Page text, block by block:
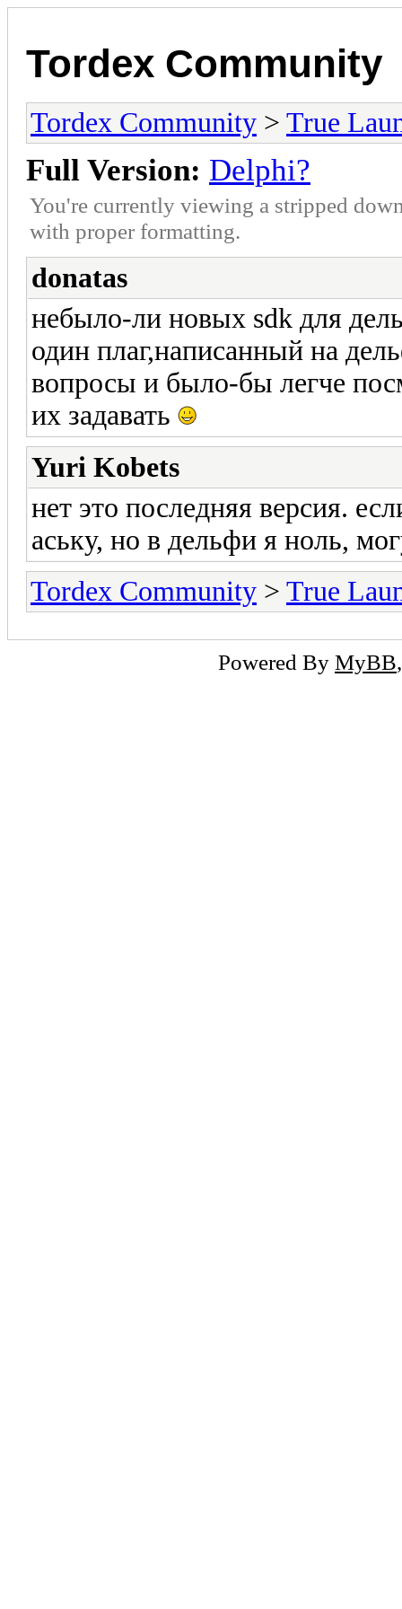
Tordex Community
Tordex Community > True
Full Version: Delphi?
You're currently viewing a stripped
with proper formatting.
donatas
небыло-ли новых sdk для
один плаг,написанный на
вопросы и было-бы легче
их задавать
Yuri Kobets
нет это последняя версия.
аську, но в дельфи я ноль,
Tordex Community > True
Powered By MyBB